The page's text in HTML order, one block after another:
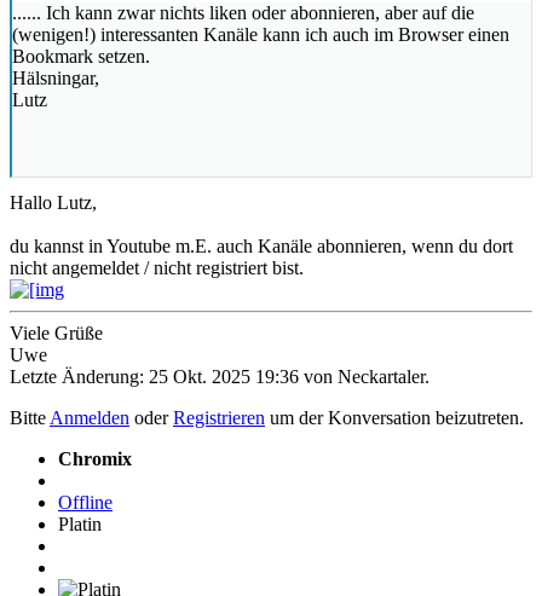
...... Ich kann zwar nichts liken oder abonnieren, aber auf die
(wenigen!) interessanten Kanäle kann ich auch im Browser einen
Bookmark setzen.
Hälsningar,
Lutz
Hallo Lutz,
du kannst in Youtube m.E. auch Kanäle abonnieren, wenn du dort
nicht angemeldet / nicht registriert bist.
Viele Grüße
Uwe
Letzte Änderung: 25 Okt. 2025 19:36 von Neckartaler.
Bitte Anmelden oderRegistrieren um der Konversation beizutreten.
Chromix
Offline
Platin